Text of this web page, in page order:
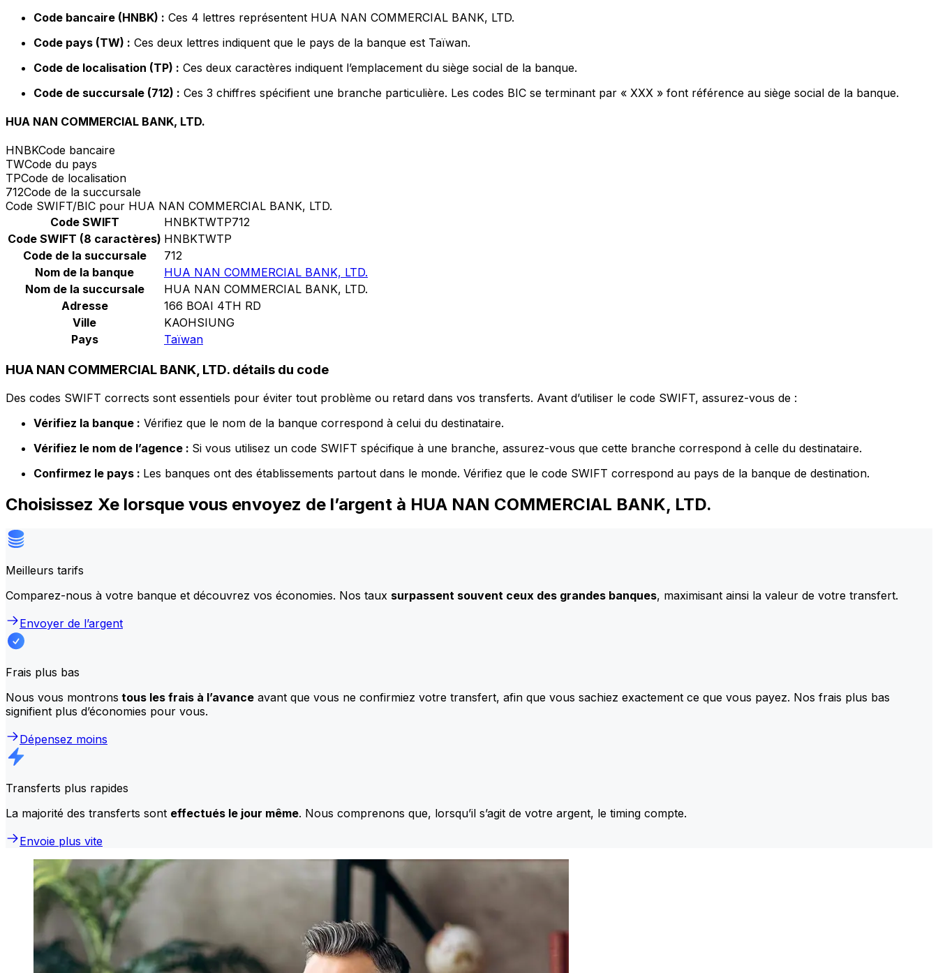
Code bancaire (HNBK) : Ces 4 lettres représentent HUA NAN COMMERCIAL BANK, LTD.
Code pays (TW) : Ces deux lettres indiquent que le pays de la banque est Taïwan.
Code de localisation (TP) : Ces deux caractères indiquent l’emplacement du siège social de la banque.
Code de succursale (712) : Ces 3 chiffres spécifient une branche particulière. Les codes BIC se terminant par « XXX » font référence au siège social de la banque.
HUA NAN COMMERCIAL BANK, LTD.
HNBKCode bancaire
TWCode du pays
TPCode de localisation
712Code de la succursale
Code SWIFT/BIC pour HUA NAN COMMERCIAL BANK, LTD.
Code SWIFT
HNBKTWTP712
Code SWIFT (8 caractères) HNBKTWTP
Code de la succursale
712
Nom de la banque
HUA NAN COMMERCIAL BANK, LTD.
Nom de la succursale
HUA NAN COMMERCIAL BANK, LTD.
Adresse
166 BOAI 4TH RD
Ville
KAOHSIUNG
Pays
Taïwan
HUA NAN COMMERCIAL BANK, LTD. détails du code
Des codes SWIFT corrects sont essentiels pour éviter tout problème ou retard dans vos transferts. Avant d’utiliser le code SWIFT, assurez-vous de :
Vérifiez la banque : Vérifiez que le nom de la banque correspond à celui du destinataire.
Vérifiez le nom de l’agence : Si vous utilisez un code SWIFT spécifique à une branche, assurez-vous que cette branche correspond à celle du destinataire.
Confirmez le pays : Les banques ont des établissements partout dans le monde. Vérifiez que le code SWIFT correspond au pays de la banque de destination.
Choisissez Xe lorsque vous envoyez de l’argent à HUA NAN COMMERCIAL BANK, LTD.
Meilleurs tarifs
Comparez-nous à votre banque et découvrez vos économies. Nos taux surpassent souvent ceux des grandes banques, maximisant ainsi la valeur de votre transfert.
Envoyer de l’argent
Frais plus bas
Nous vous montrons tous les frais à l’avance avant que vous ne confirmiez votre transfert, afin que vous sachiez exactement ce que vous payez. Nos frais plus bas
signifient plus d’économies pour vous.
Dépensez moins
Transferts plus rapides
La majorité des transferts sont effectués le jour même. Nous comprenons que, lorsqu’il s’agit de votre argent, le timing compte.
Envoie plus vite